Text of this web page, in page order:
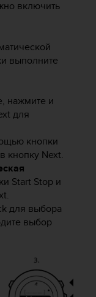
включить
выполните
нажмите и
для
кнопки
кнопку Next.
Start Stop и
.
для выбора
выбор